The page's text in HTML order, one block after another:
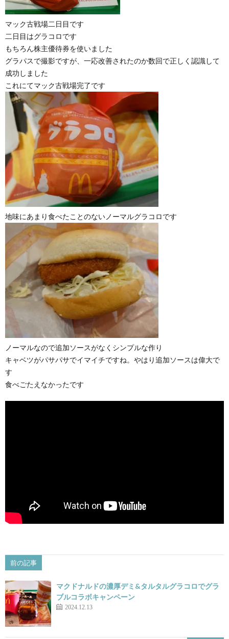
マック古戦場二日目です
二日目はグラコロです
もちろん株主優待券を使いました
グラパスで撮影ですが、一応改善されたのか数回で正しく認識して
成功しました
これにてマック古戦場完了です
地味にあまり食べたことのないノーマルグラコロです
ノーマルなので追加ソースがなくシンプルな作り
キャベツがパサパサでイマイチですね。やはり追加ソースは偉大で
す
食べごたえなかったです
前の記事
マクドナルドの濃厚デミ&タルタルグラコロでグラ
ブルコラボキャンペーン
2024.12.13